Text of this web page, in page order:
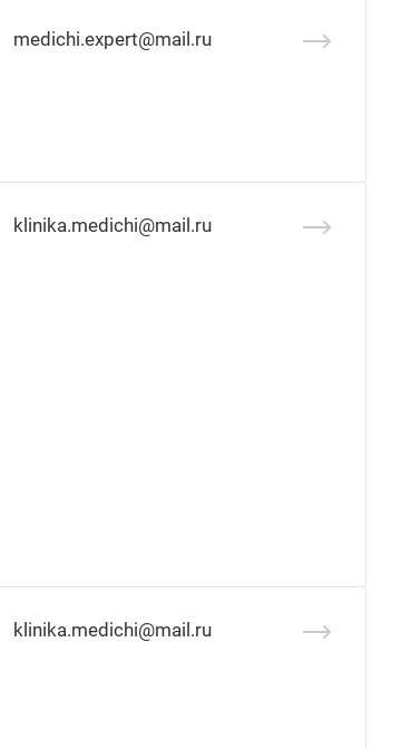
medichi.expert@mail.ru
klinika.medichi@mail.ru
klinika.medichi@mail.ru